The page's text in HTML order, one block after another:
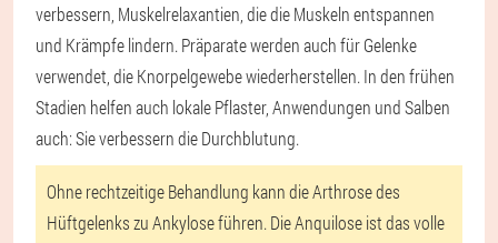
verbessern, Muskelrelaxantien, die die Muskeln entspannen
und Krämpfe lindern. Präparate werden auch für Gelenke
verwendet, die Knorpelgewebe wiederherstellen. In den frühen
Stadien helfen auch lokale Pflaster, Anwendungen und Salben
auch: Sie verbessern die Durchblutung.
Ohne rechtzeitige Behandlung kann die Arthrose des
Hüftgelenks zu Ankylose führen. Die Anquilose ist das volle